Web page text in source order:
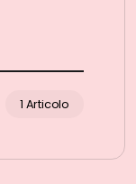
1 Articolo